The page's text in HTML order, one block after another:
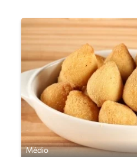
Médio